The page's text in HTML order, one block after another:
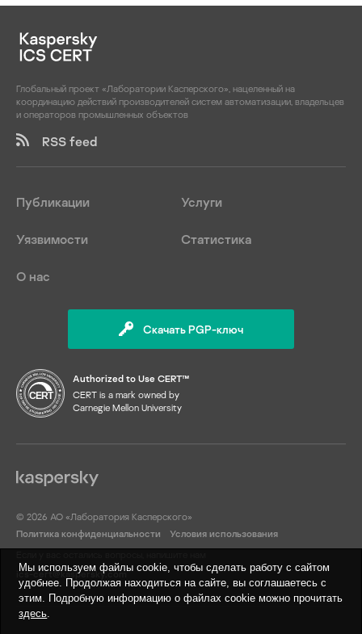
Глобальный проект «Лаборатории Касперского», нацеленный на
координацию действий производителей систем автоматизации, владельцев
и операторов промышленных объектов
RSS feed
Публикации Услуги
Уязвимости Статистика
О нас
Скачать PGP-ключ
Authorized to Use CERT™
CERT is a mark owned by
Carnegie Mellon University
© 2026 АО «Лаборатория Касперского»
Политика конфиденциальности
Условия использования
ics-cert@kaspersky.com
Мы используем файлы cookie, чтобы сделать работу с сайтом
удобнее. Продолжая находиться на сайте, вы соглашаетесь с
этим. Подробную информацию о файлах cookie можно прочитать
здесь.